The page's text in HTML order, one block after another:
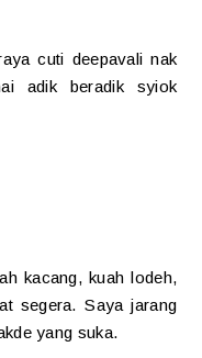
cuti deepavali nak
adik beradik syiok
kacang, kuah lodeh,
segera. Saya jarang
yang suka.